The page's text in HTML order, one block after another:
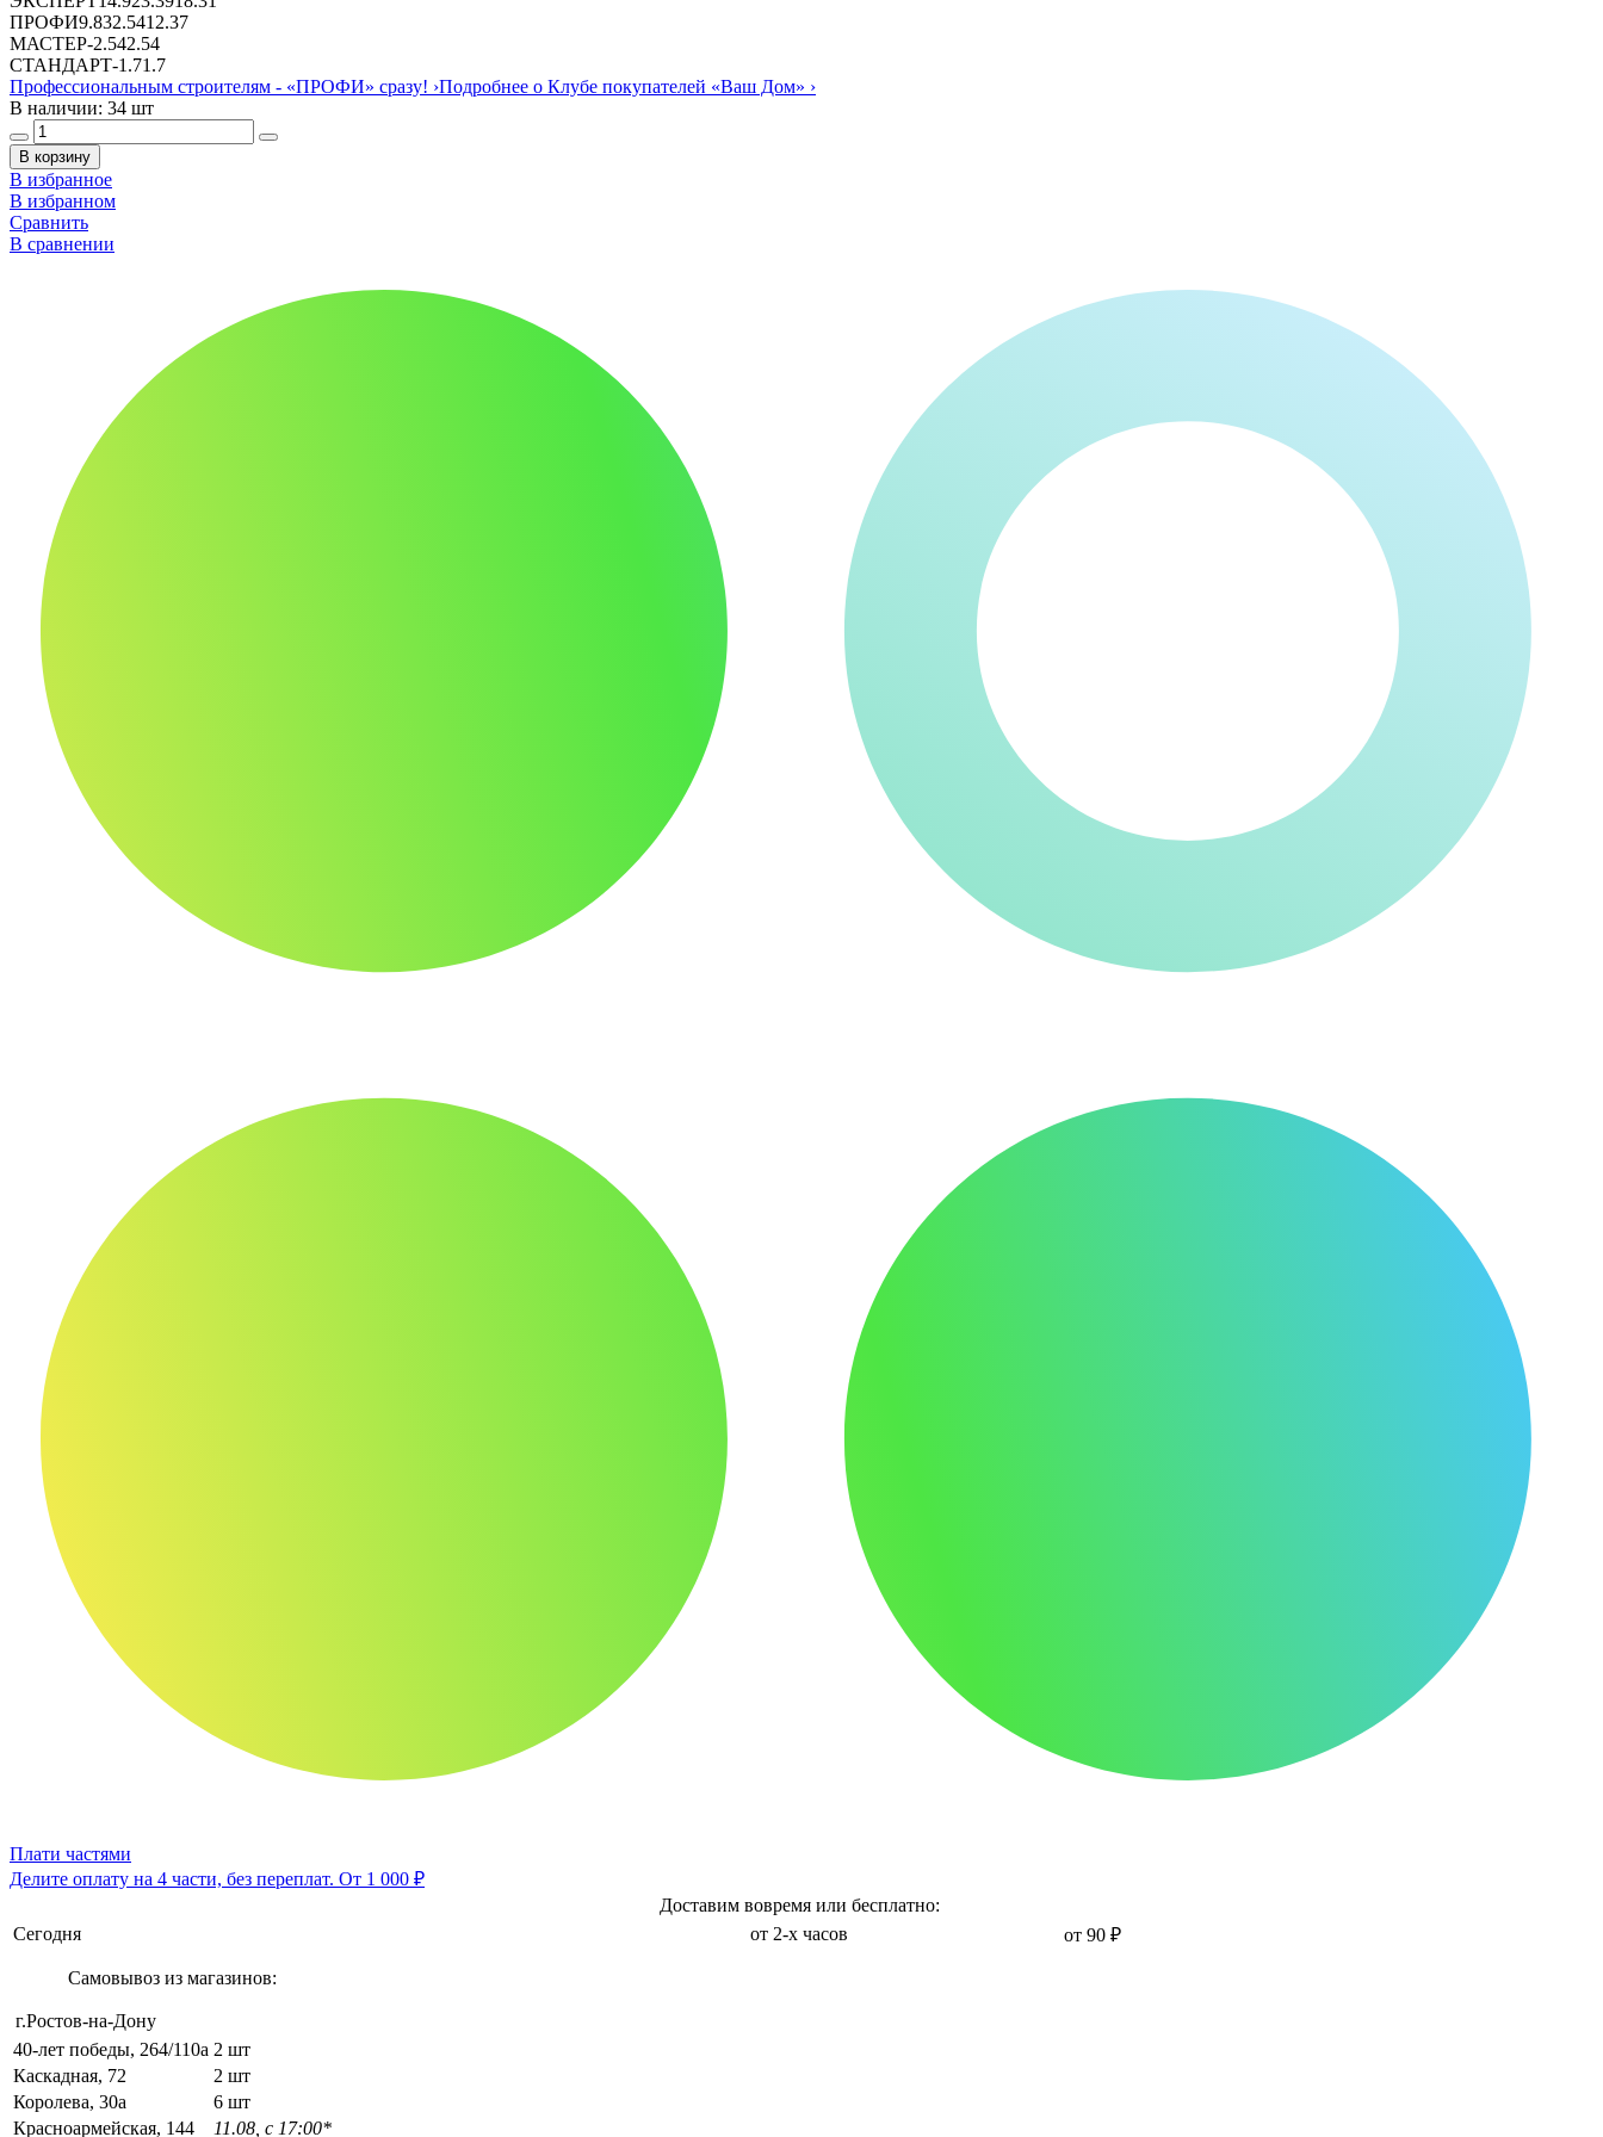
ПРОФИ9.832.5412.37
МАСТЕР-2.542.54
СТАНДАРТ-1.71.7
Профессиональным строителям - «ПРОФИ» сразу! ›Подробнее о Клубе покупателей «Ваш Дом» ›
В наличии: 34 шт
В корзину
В избранное
В избранном
Сравнить
В сравнении
Плати частями
Делите оплату на 4 части, без переплат. От 1 000 ₽
Доставим вовремя или бесплатно:
Сегодня
от 2-х часов от 90 ₽
Самовывоз из магазинов:
г.Ростов-на-Дону
40-лет победы, 264/110а 2 шт
Каскадная, 72
2 шт
Королева, 30а
6 шт
Красноармейская, 144
11.08, с 17:00*